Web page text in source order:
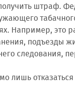
штраф.
Например, это
подъезды
следования,
лишь